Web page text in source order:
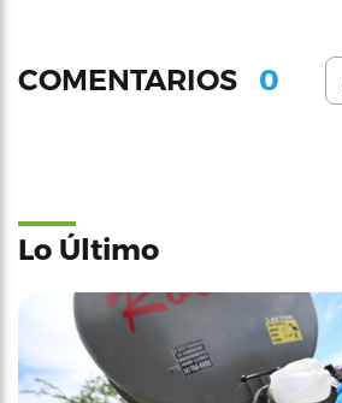
COMENTARIOS 0
Lo Último